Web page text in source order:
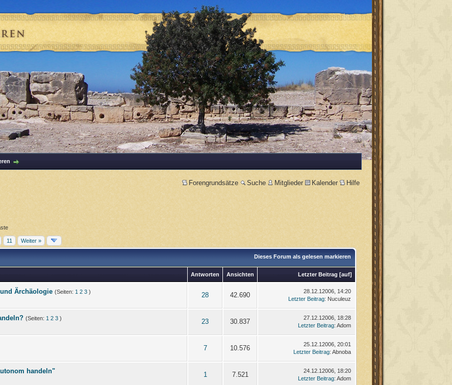
Forengrundsätze Suche Mitglieder Kalender Hilfe
11 Weiter »
Dieses Forum als gelesen markieren
Antworten Ansichten Letzter Beitrag [auf]
Ärchäologie (Seiten: 1 2 3 )
28 42.690
28.12.12006, 14:20
Letzter Beitrag: Nuculeuz
(Seiten: 1 2 3 )
23 30.837
27.12.12006, 18:28
Letzter Beitrag: Adom
7 10.576
25.12.12006, 20:01
Letzter Beitrag: Abnoba
handeln" 1 7.521
24.12.12006, 18:20
Letzter Beitrag: Adom